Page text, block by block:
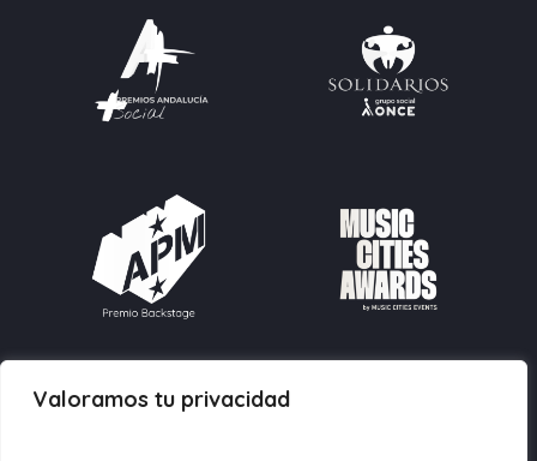
Valoramos tu privacidad
Contacto: